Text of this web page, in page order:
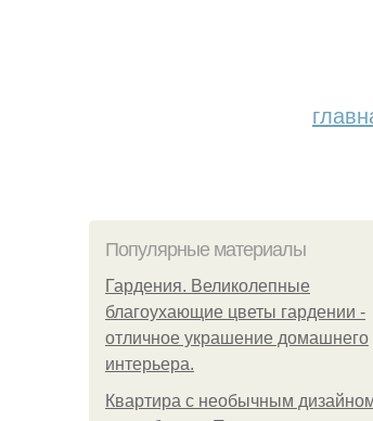
Популярные материалы
Гардения. Великолепные
благоухающие цветы гардении -
отличное украшение домашнего
интерьера.
Квартира с необычным